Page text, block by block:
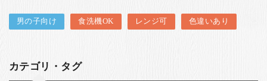
男の子向け 食洗機OK レンジ可 色違いあり
カテゴリ・タグ